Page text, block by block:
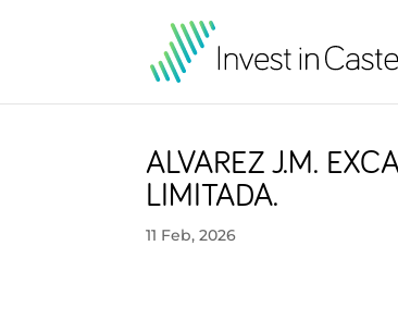
ALVAREZ J.M.
LIMITADA.
11 Feb, 2026